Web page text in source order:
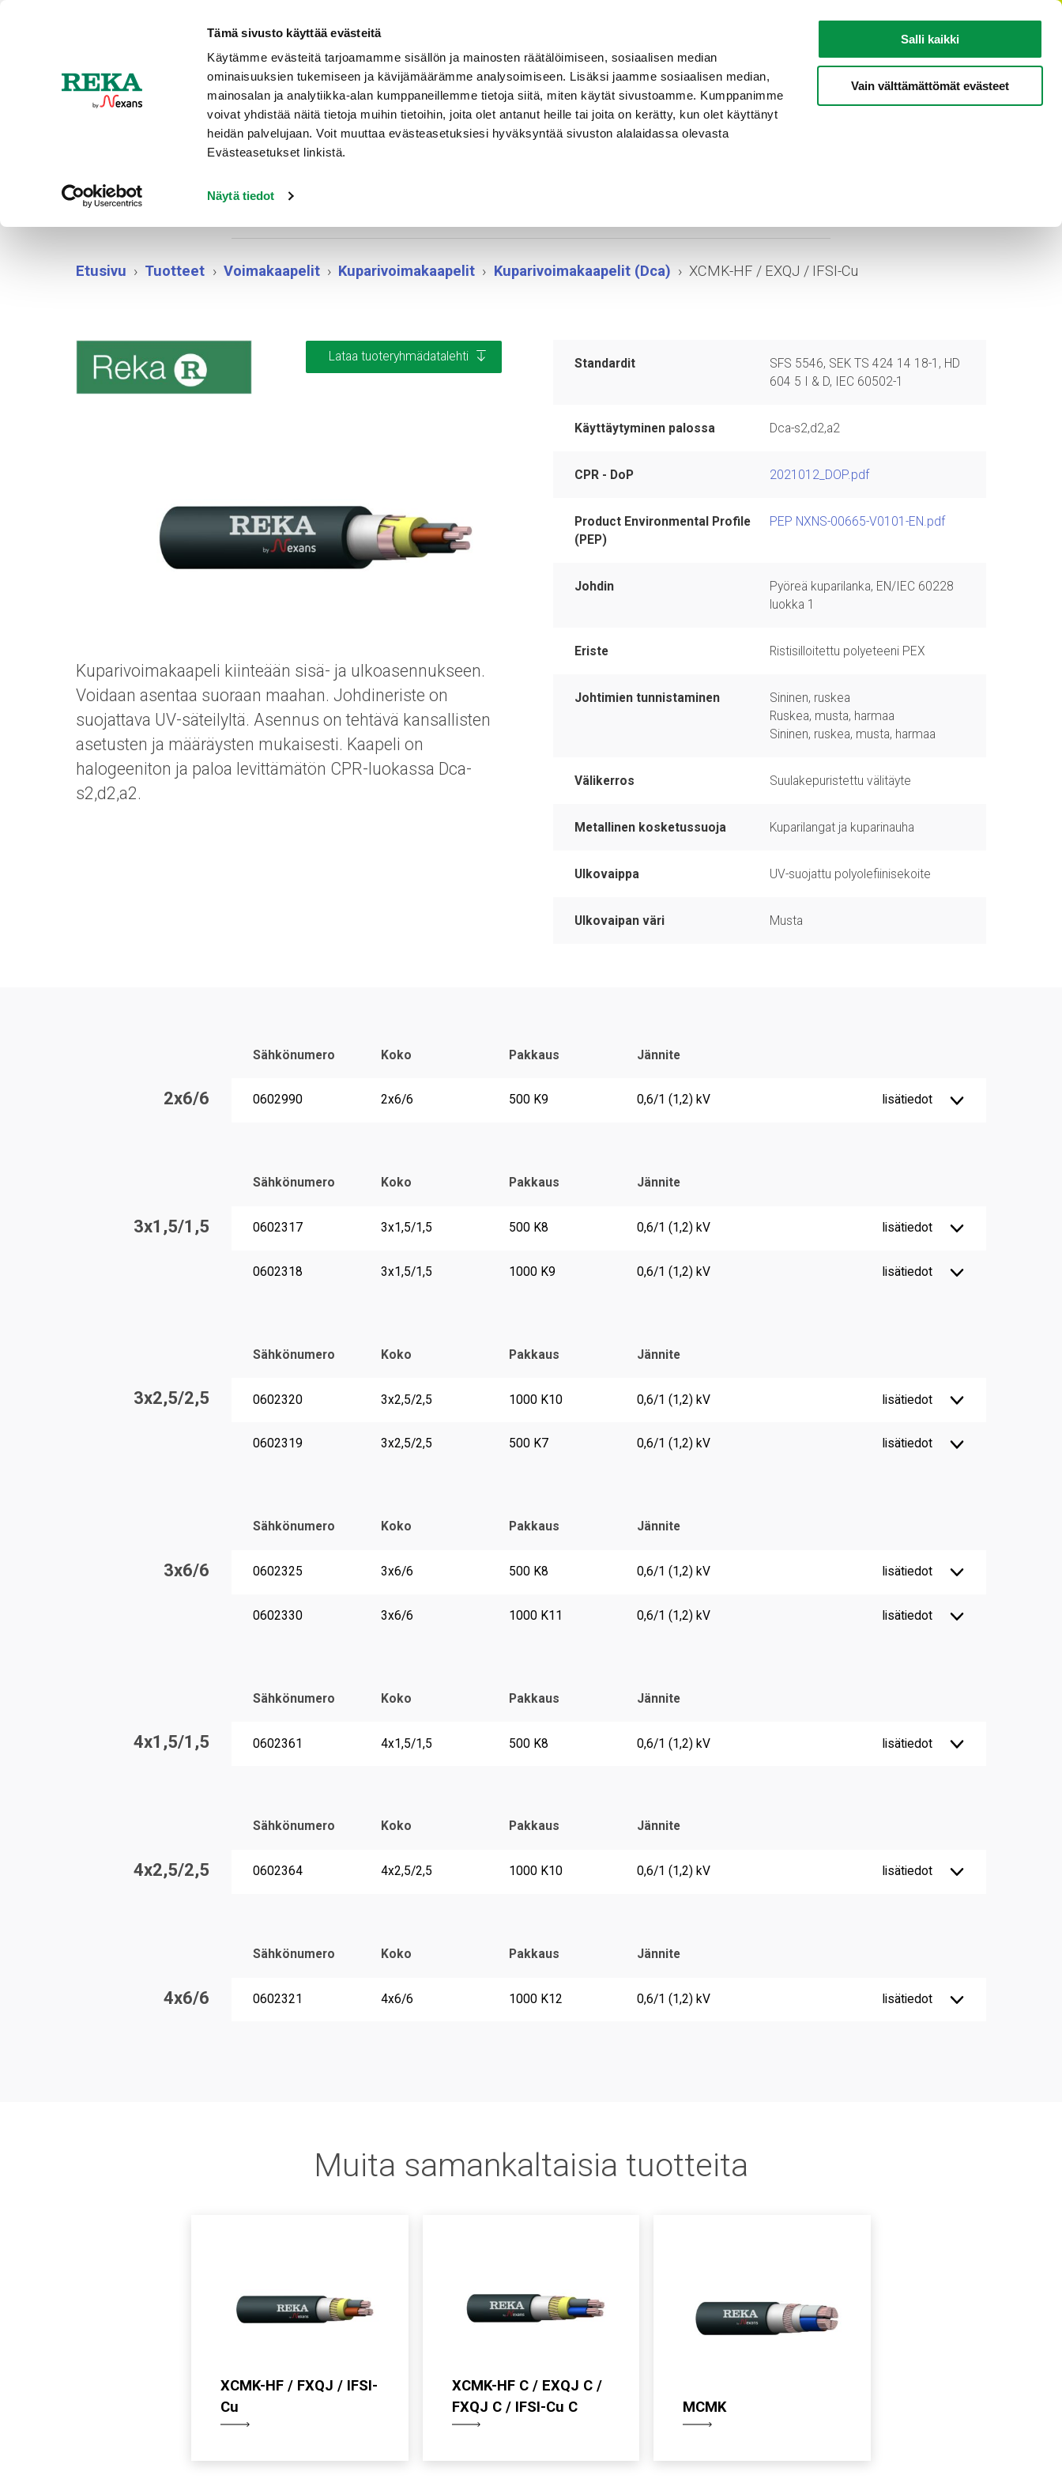
Tämä sivusto käyttää evästeitä
Käytämme evästeitä tarjoamamme sisällön ja mainosten räätälöimiseen, sosiaalisen median
ominaisuuksien tukemiseen ja kävijämäärämme analysoimiseen. Lisäksi jaamme sosiaalisen median,
mainosalan ja analytiikka-alan kumppaneillemme tietoja siitä, miten käytät sivustoamme. Kumppanimme
voivat yhdistää näitä tietoja muihin tietoihin, joita olet antanut heille tai joita on kerätty, kun olet käyttänyt
heidän palvelujaan. Voit muuttaa evästeasetuksiesi hyväksyntää sivuston alalaidassa olevasta
Evästeasetukset linkistä.
Näytä tiedot
Salli kaikki
Vain välttämättömät evästeet
Ajankohtaista Vastuullisuus
TUOTTEET SOVELLUSALUEET KELAHALLINTA KAAPELITIETOA TIETOA REKASTA
XCMK-HF / EXQJ / IFSI-Cu
Etusivu Tuotteet Voimakaapelit Kuparivoimakaapelit Kuparivoimakaapelit (Dca) XCMK-HF / EXQJ / IFSI-Cu
Lataa tuoteryhmädatalehti
Kuparivoimakaapeli kiinteään sisä- ja ulkoasennukseen.
Voidaan asentaa suoraan maahan. Johdineriste on
suojattava UV-säteilyltä. Asennus on tehtävä kansallisten
asetusten ja määräysten mukaisesti. Kaapeli on
halogeeniton ja paloa levittämätön CPR-luokassa Dca-
s2,d2,a2.
Standardit
SFS 5546, SEK TS 424 14 18-1, HD
604 5 I & D, IEC 60502-1
Käyttäytyminen palossa Dca-s2,d2,a2
CPR - DoP 2021012_DOP.pdf
Product Environmental Profile
(PEP)
PEP NXNS-00665-V0101-EN.pdf
Johdin
Pyöreä kuparilanka, EN/IEC 60228
luokka 1
Eriste Ristisilloitettu polyeteeni PEX
Johtimien tunnistaminen
Sininen, ruskea
Ruskea, musta, harmaa
Sininen, ruskea, musta, harmaa
Välikerros Suulakepuristettu välitäyte
Metallinen kosketussuoja Kuparilangat ja kuparinauha
Ulkovaippa UV-suojattu polyolefiinisekoite
Ulkovaipan väri Musta
Sähkönumero Koko Pakkaus Jännite
2x6/6 0602990 2x6/6 500 K9 0,6/1 (1,2) kV lisätiedot
Sähkönumero Koko Pakkaus Jännite
3x1,5/1,5 0602317 3x1,5/1,5 500 K8 0,6/1 (1,2) kV lisätiedot
0602318 3x1,5/1,5 1000 K9 0,6/1 (1,2) kV lisätiedot
Sähkönumero Koko Pakkaus Jännite
3x2,5/2,5 0602320 3x2,5/2,5 1000 K10 0,6/1 (1,2) kV lisätiedot
0602319 3x2,5/2,5 500 K7 0,6/1 (1,2) kV lisätiedot
Sähkönumero Koko Pakkaus Jännite
3x6/6 0602325 3x6/6 500 K8 0,6/1 (1,2) kV lisätiedot
0602330 3x6/6 1000 K11 0,6/1 (1,2) kV lisätiedot
Sähkönumero Koko Pakkaus Jännite
4x1,5/1,5 0602361 4x1,5/1,5 500 K8 0,6/1 (1,2) kV lisätiedot
Sähkönumero Koko Pakkaus Jännite
4x2,5/2,5 0602364 4x2,5/2,5 1000 K10 0,6/1 (1,2) kV lisätiedot
Sähkönumero Koko Pakkaus Jännite
4x6/6 0602321 4x6/6 1000 K12 0,6/1 (1,2) kV lisätiedot
Muita samankaltaisia tuotteita
XCMK-HF / FXQJ / IFSI-
Cu
XCMK-HF C / EXQJ C /
FXQJ C / IFSI-Cu C
MCMK